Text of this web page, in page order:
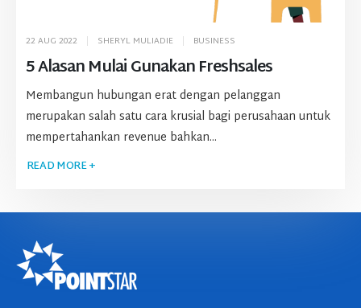
5 Alasan Mulai Gunakan Freshsales
22 AUG 2022 SHERYL MULIADIE BUSINESS
Membangun hubungan erat dengan pelanggan
merupakan salah satu cara krusial bagi perusahaan untuk
mempertahankan revenue bahkan...
READ MORE +